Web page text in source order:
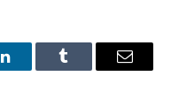
LinkedInTumblr Email